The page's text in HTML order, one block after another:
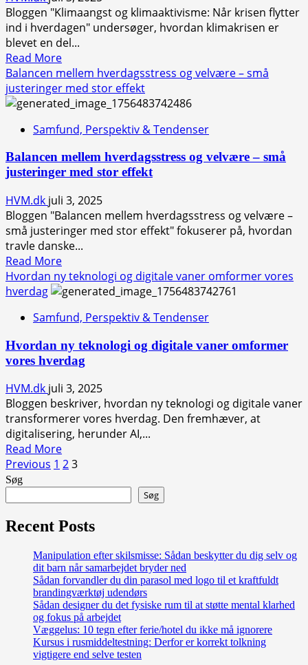
vaner
vores
liv
Bloggen "Klimaangst og klimaaktivisme: Når krisen flytter
ind i hverdagen" undersøger, hvordan klimakrisen er
blevet en del...
Read MoreRead
more
about
Klimaangst
klimaaktivisme:
krisen
flytter
ind
i
hverdagen
Balancen mellem hverdagsstress og velvære – små
justeringer med stor effekt
Samfund, Perspektiv & Tendenser
Balancen mellem hverdagsstress og velvære – små
justeringer med stor effekt
HVM.dk juli 3, 2025
Bloggen "Balancen mellem hverdagsstress og velvære –
små justeringer med stor effekt" fokuserer på, hvordan
travle danske...
Read MoreRead
more
about
mellem
og
velvære
–
små
justeringer
med
stor
effekt
Hvordan ny teknologi og digitale vaner omformer vores
hverdag
Samfund, Perspektiv & Tendenser
Hvordan ny teknologi og digitale vaner omformer
vores hverdag
HVM.dk juli 3, 2025
Bloggen beskriver, hvordan ny teknologi og digitale vaner
transformerer vores hverdag. Den fremhæver, at
digitalisering, herunder AI,...
Read MoreRead
more
teknologi
digitale
vaner
omformer
vores
hverdag
Indlægsinddeling
Previous 1 23
Søg
Søg
Recent Posts
Manipulation efter skilsmisse: Sådan beskytter du dig selv og
dit barn når samarbejdet bryder ned
Sådan forvandler du din parasol med logo til et kraftfuldt
brandingværktøj udendørs
Sådan designer du det fysiske rum til at støtte mental klarhed
og fokus på arbejdet
Væggelus: 10 tegn efter ferie/hotel du ikke må ignorere
Kursus i rusmiddeltestning: Derfor er korrekt tolkning
vigtigere end selve testen